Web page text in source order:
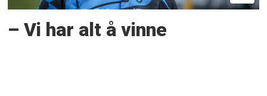
– Vi har alt å vinne